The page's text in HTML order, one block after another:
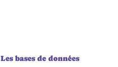
Les bases de données